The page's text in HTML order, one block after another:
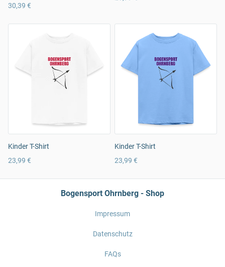
30,39 €
Kinder T-Shirt
23,99 €
Kinder T-Shirt
23,99 €
Bogensport Ohrnberg - Shop
Impressum
Datenschutz
FAQs